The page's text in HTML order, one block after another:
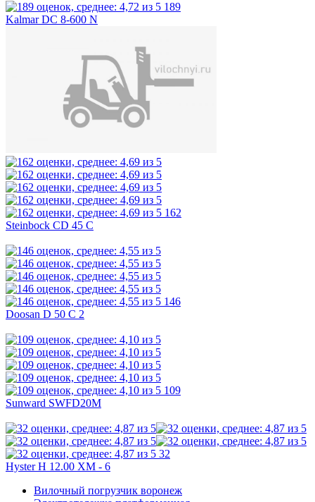
189
Kalmar DC 8-600 N
162
Steinbock CD 45 C
146
Doosan D 50 C 2
109
Sunward SWFD20M
32
Hyster H 12.00 XM - 6
Вилочный погрузчик воронеж